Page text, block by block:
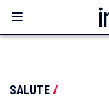
SALUTE/